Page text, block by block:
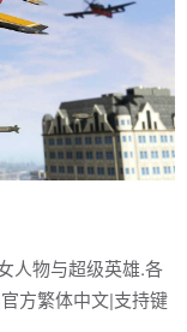
人物与超级英雄.各
方繁体中文|支持键